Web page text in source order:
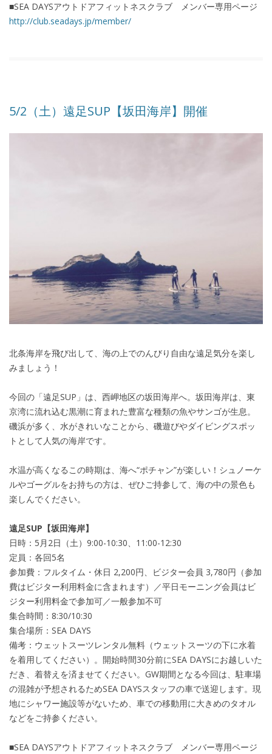
■SEA DAYSアウトドアフィットネスクラブ メンバー専用ページ
http://club.seadays.jp/member/
5/2（土）遠足SUP【坂田海岸】開催
北条海岸を飛び出して、海の上でのんびり自由な遠足気分を楽し
みましょう！
今回の「遠足SUP」は、西岬地区の坂田海岸へ。坂田海岸は、東
京湾に流れ込む黒潮に育まれた豊富な種類の魚やサンゴが生息。
磯浜が多く、水がきれいなことから、磯遊びやダイビングスポッ
トとして人気の海岸です。
水温が高くなるこの時期は、海へ“ポチャン”が楽しい！シュノーケ
ルやゴーグルをお持ちの方は、ぜひご持参して、海の中の景色も
楽しんでください。
遠足SUP【坂田海岸】
日時：5月2日（土）9:00-10:30、11:00-12:30
定員：各回5名
参加費：フルタイム・休日 2,200円、ビジター会員 3,780円（参加
費はビジター利用料金に含まれます）／平日モーニング会員はビ
ジター利用料金で参加可／一般参加不可
集合時間：8:30/10:30
集合場所：SEA DAYS
備考：ウェットスーツレンタル無料（ウェットスーツの下に水着
を着用してください）。開始時間30分前にSEA DAYSにお越しいた
だき、着替えを済ませてください。GW期間となる今回は、駐車場
の混雑が予想されるためSEA DAYSスタッフの車で送迎します。現
地にシャワー施設等がないため、車での移動用に大きめのタオル
などをご持参ください。
■SEA DAYSアウトドアフィットネスクラブ メンバー専用ページ